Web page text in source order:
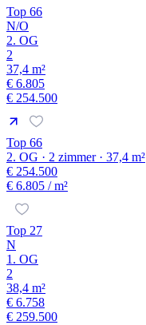
Top 66
N/O
2. OG
2
37,4 m²
€ 6.805
€ 254.500
Top 66
2. OG · 2 zimmer · 37,4 m²
€ 254.500
€ 6.805 / m²
Top 27
N
1. OG
2
38,4 m²
€ 6.758
€ 259.500